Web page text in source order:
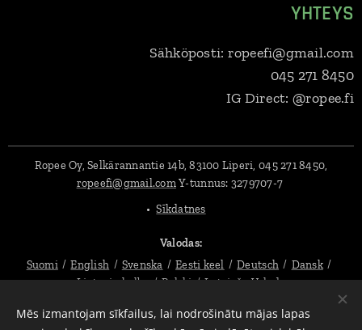
YHTEYS
Sähköposti: ropeefi@gmail.com
045 271 8450
IG Direct: @ropee.fi
Ropee Oy, Selkärannantie 14b, 83100 Liperi, 045 271 8450,
ropeefi@gmail.comY-tunnus: 3279707-7
Sīkdatnes
Valodas
Suomi
English Svenska Eesti keel Deutsch
Dansk
Lietuvių kalba
Polski Latviešu Valoda
Valūta
Mēs izmantojam sīkfailus, lai nodrošinātu mājas lapas